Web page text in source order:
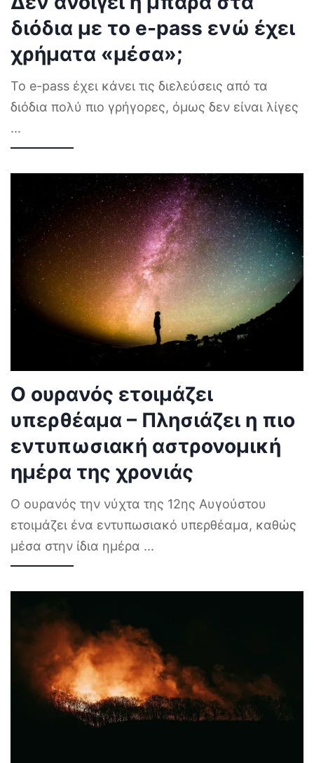
διόδια με το e-pass ενώ έχει
χρήματα «μέσα»;
Το e-pass έχει κάνει τις διελεύσεις από τα
διόδια πολύ πιο γρήγορες, όμως δεν είναι λίγες
...
Ο ουρανός ετοιμάζει
υπερθέαμα – Πλησιάζει η πιο
εντυπωσιακή αστρονομική
ημέρα της χρονιάς
Ο ουρανός την νύχτα της 12ης Αυγούστου
ετοιμάζει ένα εντυπωσιακό υπερθέαμα, καθώς
μέσα στην ίδια ημέρα ...